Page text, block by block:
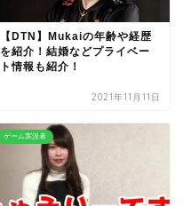
【DTN】Mukaiの年齢や経歴
を紹介！結婚などプライベー
ト情報も紹介！
2021年11月11日
ゲーム実況者